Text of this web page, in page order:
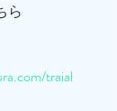
ら
traial